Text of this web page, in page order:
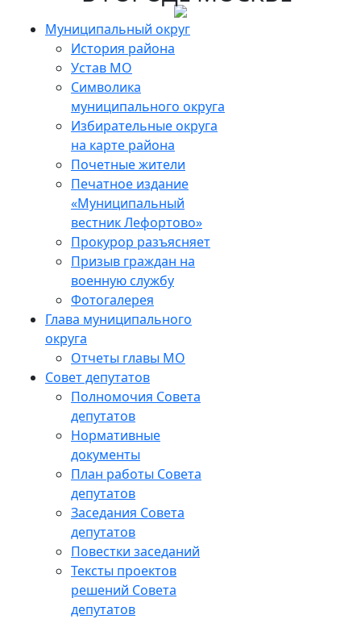
Муниципальный округ
История района
Устав МО
Символика
муниципального округа
Избирательные округа
на карте района
Почетные жители
Печатное издание
«Муниципальный
вестник Лефортово»
Прокурор разъясняет
Призыв граждан на
военную службу
Фотогалерея
Глава муниципального
округа
Отчеты главы МО
Совет депутатов
Полномочия Совета
депутатов
Нормативные
документы
План работы Совета
депутатов
Заседания Cовета
депутатов
Повестки заседаний
Тексты проектов
решений Совета
депутатов